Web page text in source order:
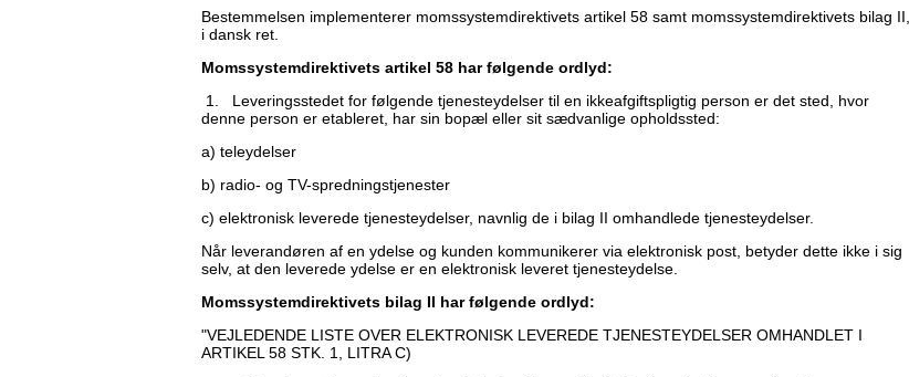
Bestemmelsen implementerer momssystemdirektivets artikel 58 samt momssystemdirektivets bilag II,
i dansk ret.
Momssystemdirektivets artikel 58 har følgende ordlyd:
1. Leveringsstedet for følgende tjenesteydelser til en ikkeafgiftspligtig person er det sted, hvor
denne person er etableret, har sin bopæl eller sit sædvanlige opholdssted:
a) teleydelser
b) radio- og TV-spredningstjenester
c) elektronisk leverede tjenesteydelser, navnlig de i bilag II omhandlede tjenesteydelser.
Når leverandøren af en ydelse og kunden kommunikerer via elektronisk post, betyder dette ikke i sig
selv, at den leverede ydelse er en elektronisk leveret tjenesteydelse.
Momssystemdirektivets bilag II har følgende ordlyd:
"VEJLEDENDE LISTE OVER ELEKTRONISK LEVEREDE TJENESTEYDELSER OMHANDLET I
ARTIKEL 58 STK. 1, LITRA C)